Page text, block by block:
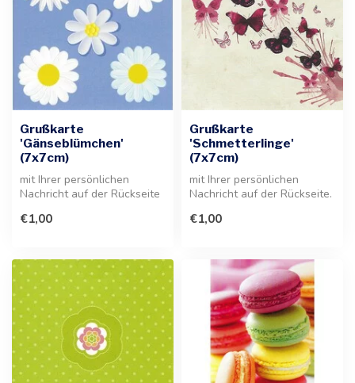
Grußkarte
'Gänseblümchen'
(7x7cm)
mit Ihrer persönlichen
Nachricht auf der Rückseite
wunderbare...
€1,00
Grußkarte
'Schmetterlinge'
(7x7cm)
mit Ihrer persönlichen
Nachricht auf der Rückseite.
G...
€1,00